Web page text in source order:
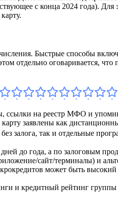
с конца 2024 года).
Быстрые способы
отдельно оговаривается,
ссылки на реестр МФО и
заявлены как
залога, так и отдельные
до года, а по залоговым
сайт/терминалы) и
может быть
и кредитный рейтинг группы